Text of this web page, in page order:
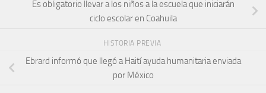
Es obligatorio llevar a los niños a la escuela que iniciarán
ciclo escolar en Coahuila
HISTORIA PREVIA
Ebrard informó que llegó a Haití ayuda humanitaria enviada
por México